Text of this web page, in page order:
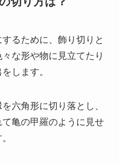
るために、飾り切りと
な形や物に見立てたり
します。
六角形に切り落とし、
亀の甲羅のように見せ